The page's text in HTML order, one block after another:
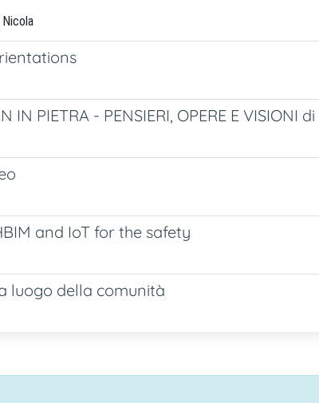
IN PIETRA - PENSIERI, OPERE E VISIONI
and IoT for the safety
luogo della comunità